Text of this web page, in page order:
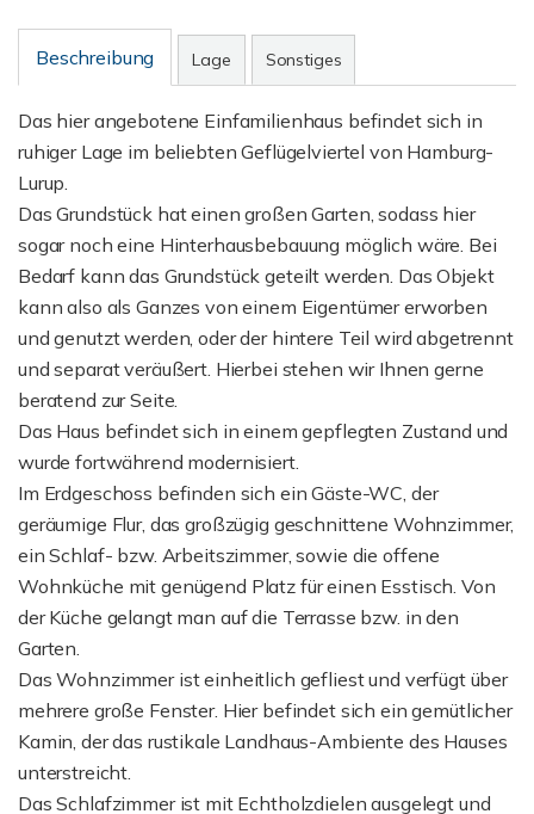
Beschreibung Lage Sonstiges
Das hier angebotene Einfamilienhaus befindet sich in
ruhiger Lage im beliebten Geflügelviertel von Hamburg-
Lurup.
Das Grundstück hat einen großen Garten, sodass hier
sogar noch eine Hinterhausbebauung möglich wäre. Bei
Bedarf kann das Grundstück geteilt werden. Das Objekt
kann also als Ganzes von einem Eigentümer erworben
und genutzt werden, oder der hintere Teil wird abgetrennt
und separat veräußert. Hierbei stehen wir Ihnen gerne
beratend zur Seite.
Das Haus befindet sich in einem gepflegten Zustand und
wurde fortwährend modernisiert.
Im Erdgeschoss befinden sich ein Gäste-WC, der
geräumige Flur, das großzügig geschnittene Wohnzimmer,
ein Schlaf- bzw. Arbeitszimmer, sowie die offene
Wohnküche mit genügend Platz für einen Esstisch. Von
der Küche gelangt man auf die Terrasse bzw. in den
Garten.
Das Wohnzimmer ist einheitlich gefliest und verfügt über
mehrere große Fenster. Hier befindet sich ein gemütlicher
Kamin, der das rustikale Landhaus-Ambiente des Hauses
unterstreicht.
Das Schlafzimmer ist mit Echtholzdielen ausgelegt und